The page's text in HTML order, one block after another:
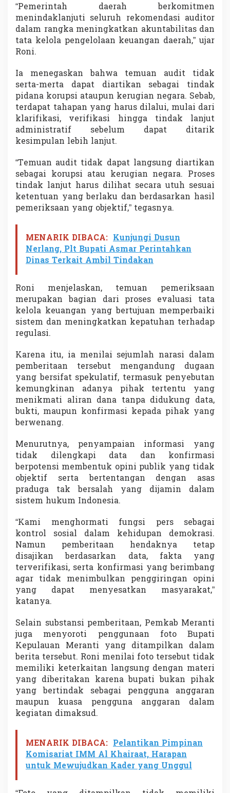
“Pemerintah daerah berkomitmen
menindaklanjuti seluruh rekomendasi auditor
dalam rangka meningkatkan akuntabilitas dan
tata kelola pengelolaan keuangan daerah,” ujar
Roni.
Ia menegaskan bahwa temuan audit tidak
serta-merta dapat diartikan sebagai tindak
pidana korupsi ataupun kerugian negara. Sebab,
terdapat tahapan yang harus dilalui, mulai dari
klarifikasi, verifikasi hingga tindak lanjut
administratif sebelum dapat ditarik
kesimpulan lebih lanjut.
“Temuan audit tidak dapat langsung diartikan
sebagai korupsi atau kerugian negara. Proses
tindak lanjut harus dilihat secara utuh sesuai
ketentuan yang berlaku dan berdasarkan hasil
pemeriksaan yang objektif,” tegasnya.
MENARIK DIBACA: Kunjungi Dusun
Nerlang, Plt Bupati Asmar Perintahkan
Dinas Terkait Ambil Tindakan
Roni menjelaskan, temuan pemeriksaan
merupakan bagian dari proses evaluasi tata
kelola keuangan yang bertujuan memperbaiki
sistem dan meningkatkan kepatuhan terhadap
regulasi.
Karena itu, ia menilai sejumlah narasi dalam
pemberitaan tersebut mengandung dugaan
yang bersifat spekulatif, termasuk penyebutan
kemungkinan adanya pihak tertentu yang
menikmati aliran dana tanpa didukung data,
bukti, maupun konfirmasi kepada pihak yang
berwenang.
Menurutnya, penyampaian informasi yang
tidak dilengkapi data dan konfirmasi
berpotensi membentuk opini publik yang tidak
objektif serta bertentangan dengan asas
praduga tak bersalah yang dijamin dalam
sistem hukum Indonesia.
“Kami menghormati fungsi pers sebagai
kontrol sosial dalam kehidupan demokrasi.
Namun pemberitaan hendaknya tetap
disajikan berdasarkan data, fakta yang
terverifikasi, serta konfirmasi yang berimbang
agar tidak menimbulkan penggiringan opini
yang dapat menyesatkan masyarakat,”
katanya.
Selain substansi pemberitaan, Pemkab Meranti
juga menyoroti penggunaan foto Bupati
Kepulauan Meranti yang ditampilkan dalam
berita tersebut. Roni menilai foto tersebut tidak
memiliki keterkaitan langsung dengan materi
yang diberitakan karena bupati bukan pihak
yang bertindak sebagai pengguna anggaran
maupun kuasa pengguna anggaran dalam
kegiatan dimaksud.
MENARIK DIBACA: Pelantikan Pimpinan
Komisariat IMM Al Khairaat, Harapan
untuk Mewujudkan Kader yang Unggul